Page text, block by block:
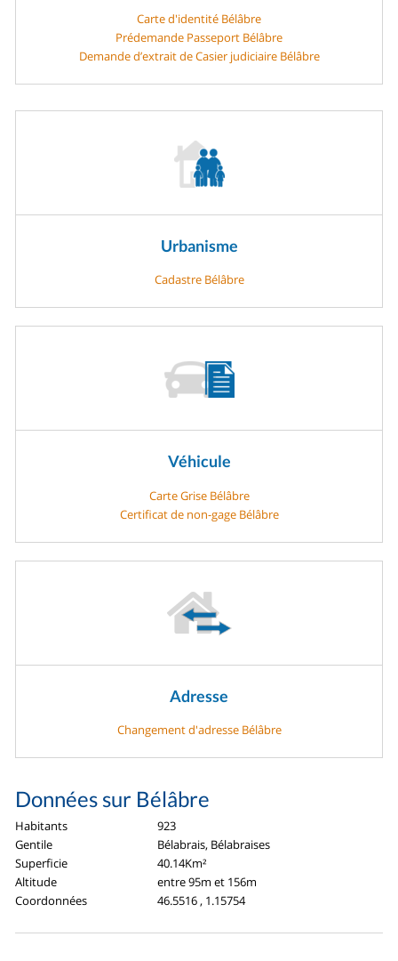
Carte d'identité Bélâbre
Prédemande Passeport Bélâbre
Demande d’extrait de Casier judiciaire Bélâbre
Urbanisme
Cadastre Bélâbre
Véhicule
Carte Grise Bélâbre
Certificat de non-gage Bélâbre
Adresse
Changement d'adresse Bélâbre
Données sur Bélâbre
Habitants
923
Gentile
Bélabrais, Bélabraises
Superficie
40.14Km²
Altitude
entre 95m et 156m
Coordonnées
46.5516 , 1.15754